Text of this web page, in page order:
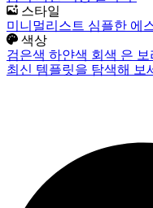
스타일
미니멀리스트 심플한 에
색상
검은색 하얀색 회색 은 보
최신 템플릿을 탐색해 보